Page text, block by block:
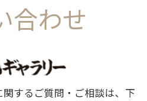
合わせ
するご質問・ご相談は、下